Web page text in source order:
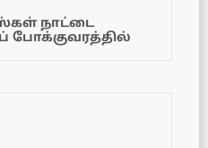
நாட்டை
போக்குவரத்தில்